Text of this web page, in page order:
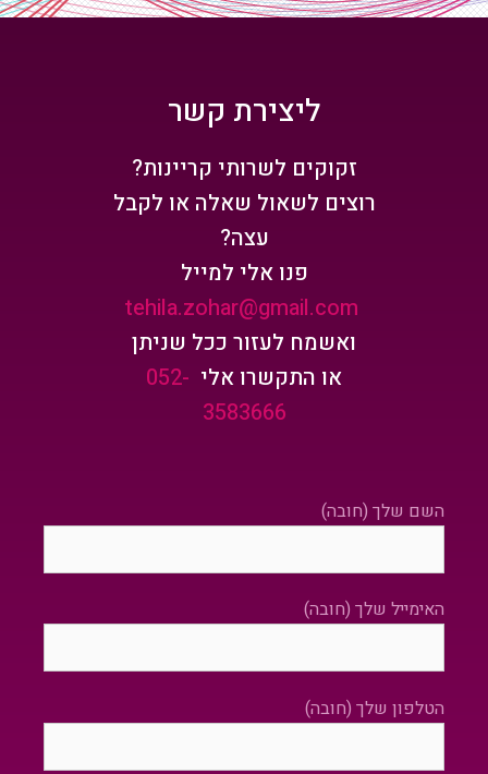
ליצירת קשר
זקוקים לשרותי קריינות?
רוצים לשאול שאלה או לקבל
עצה?
פנו אלי למייל
tehila.zohar@gmail.com
ואשמח לעזור ככל שניתן
או התקשרו אלי 052-
3583666
השם שלך (חובה)
האימייל שלך (חובה)
הטלפון שלך (חובה)